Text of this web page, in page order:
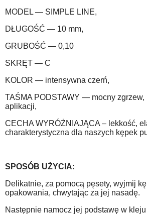
MODEL — SIMPLE LINE,
DŁUGOŚĆ — 10 mm,
GRUBOŚĆ — 0,10
SKRĘT — C
KOLOR — intensywna czerń,
TAŚMA PODSTAWY — mocny zgrzew,
aplikacji,
CECHA WYRÓŻNIAJĄCA – lekkość,
charakterystyczna dla naszych kępek
SPOSÓB UŻYCIA:
Delikatnie, za pomocą pęsety, wyjmij
opakowania, chwytając za jej nasadę.
Następnie namocz jej podstawę w